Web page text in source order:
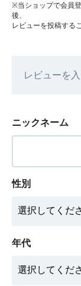
※当ショップで会員
後、
レビューを投稿する
レビューを
ニックネーム
性別
年代